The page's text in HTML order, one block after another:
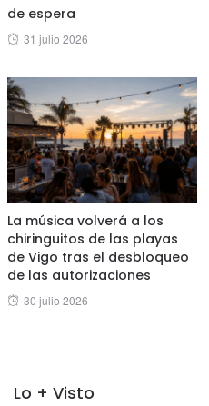
de espera
Posted
31 julio 2026
La música volverá a los
chiringuitos de las playas
de Vigo tras el desbloqueo
de las autorizaciones
Posted
30 julio 2026
Lo + Visto